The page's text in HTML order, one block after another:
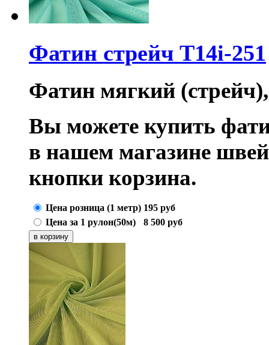
Фатин стрейч T14i-251
Фатин мягкий
Вы можете купить
в нашем магазине
кнопки корзина.
Цена розница (1 метр) 195 руб
Цена за 1 рулон(50м)
8 500 руб